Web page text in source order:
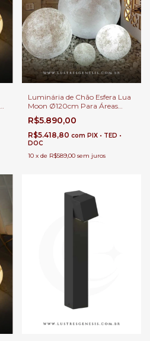
Luminária de Chão Esfera Lua
Moon Ø120cm Para Áreas
Internas e Externas.
R$5.890,00
R$5.418,80 com PIX • TED •
DOC
10 x de R$589,00 sem juros